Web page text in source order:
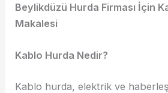
Beylikdüzü Hurda Firması İçin
Makalesi
Kablo Hurda Nedir?
Kablo hurda, elektrik ve